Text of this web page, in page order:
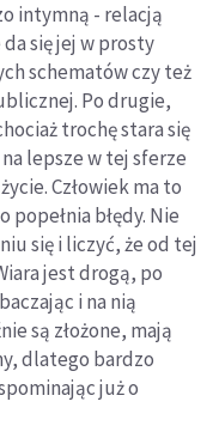
intymną - relacją
się jej w prosty
schematów czy też
Po drugie,
trochę stara się
lepsze w tej sferze
Człowiek ma to
popełnia błędy. Nie
się i liczyć, że od tej
jest drogą, po
i na nią
są złożone, mają
dlatego bardzo
już o